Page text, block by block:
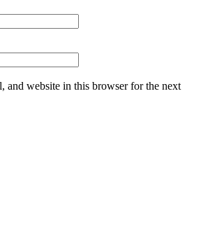
and website in this browser for the next